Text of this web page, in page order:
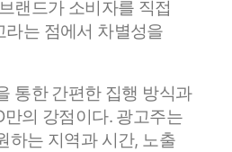
랜드가 소비자를 직접
는 점에서 차별성을
통한 간편한 집행 방식과
의 강점이다. 광고주는
하는 지역과 시간, 노출